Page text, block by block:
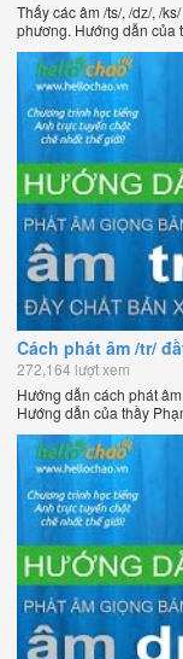
Thấy các âm /ts/, /dz/, /
phương. Hướng dẫn của
HelloChao.vn - Chương
giới.
Cách phát âm /tr/
272,164 lượt xem
Hướng dẫn cách phát
Hướng dẫn của thầy
Chương trình dạy tiếng